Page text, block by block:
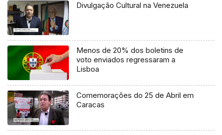
Divulgação Cultural na Venezuela
Menos de 20% dos boletins de
voto enviados regressaram a
Lisboa
Comemorações do 25 de Abril em
Caracas